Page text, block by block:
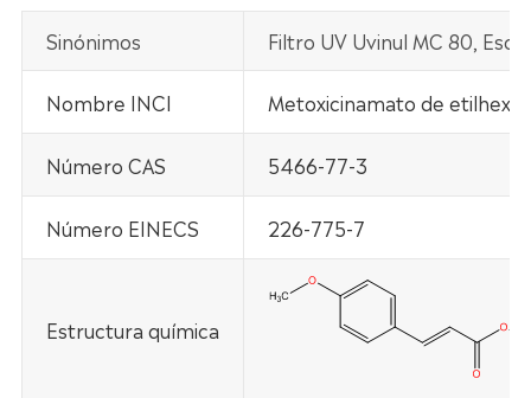
Sinónimos Filtro UV Uvinul MC 80,
Nombre INCI Metoxicinamato de etilhexilo
Número CAS 5466-77-3
Número EINECS 226-775-7
Estructura química